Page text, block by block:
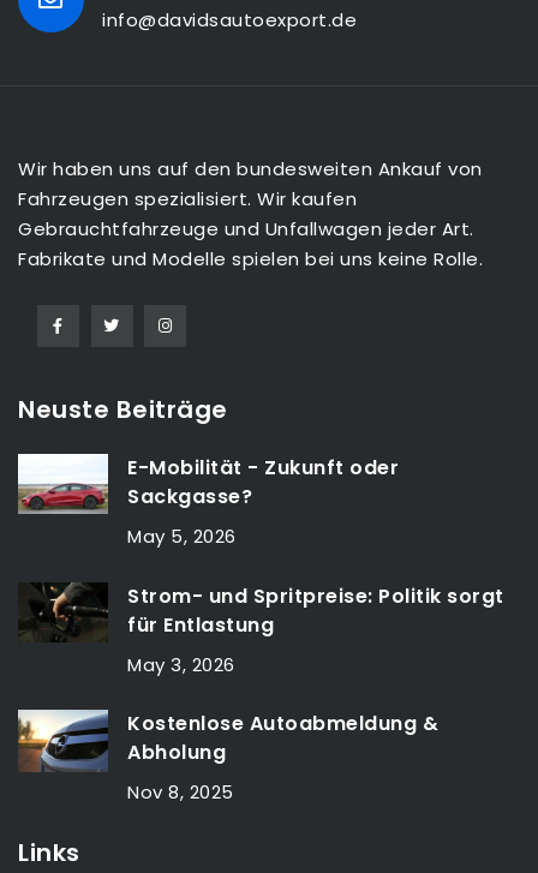
info@davidsautoexport.de
Wir haben uns auf den bundesweiten Ankauf von
Fahrzeugen spezialisiert. Wir kaufen
Gebrauchtfahrzeuge und Unfallwagen jeder Art.
Fabrikate und Modelle spielen bei uns keine Rolle.
Neuste Beiträge
E-Mobilität - Zukunft oder
Sackgasse?
May 5, 2026
Strom- und Spritpreise: Politik sorgt
für Entlastung
May 3, 2026
Kostenlose Autoabmeldung &
Abholung
Nov 8, 2025
Links